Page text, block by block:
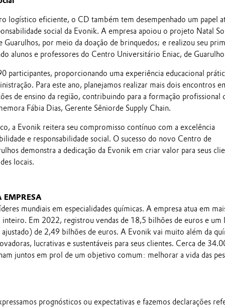
logístico eficiente, o CD também tem desempenhado um papel
social da Evonik. A empresa apoiou o projeto Natal
Guarulhos, por meio da doação de brinquedos; e realizou seu
alunos e professores do Centro Universitário Eniac, de
participantes, proporcionando uma experiência educacional
Para este ano, planejamos realizar mais dois encontros
de ensino da região, contribuindo para a formação profissional
Fábia Dias, Gerente Sêniorde Supply Chain.
a Evonik reitera seu compromisso contínuo com a excelência
e responsabilidade social. O sucesso do novo Centro de
demonstra a dedicação da Evonik em criar valor para seus
locais.
EMPRESA
mundiais em especialidades químicas. A empresa atua em
inteiro. Em 2022, registrou vendas de 18,5 bilhões de euros e um
de 2,49 bilhões de euros. A Evonik vai muito além da
lucrativas e sustentáveis para seus clientes. Cerca de
juntos em prol de um objetivo comum: melhorar a vida das
prognósticos ou expectativas e fazemos declarações